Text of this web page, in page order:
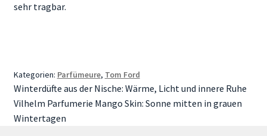
sehr tragbar.
Kategorien: Parfümeure, Tom Ford
Beitragsnavigation
Vorheriger
Beitrag:
Winterdüfte aus der Nische: Wärme, Licht und innere Ruhe
Nächster
Beitrag:
Vilhelm Parfumerie Mango Skin: Sonne mitten in grauen
Wintertagen